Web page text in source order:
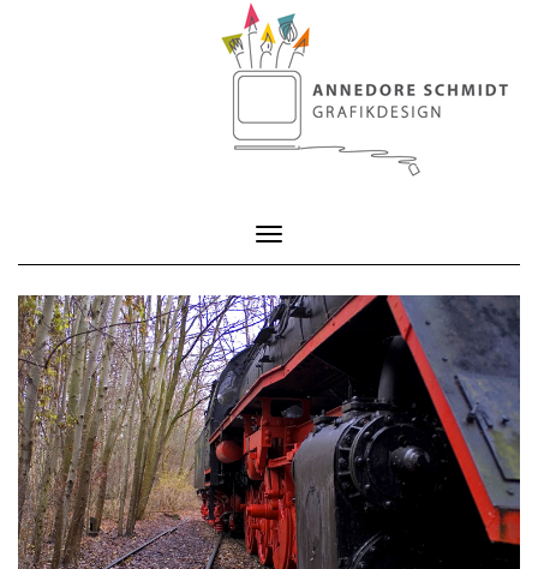
Toggle Navigation